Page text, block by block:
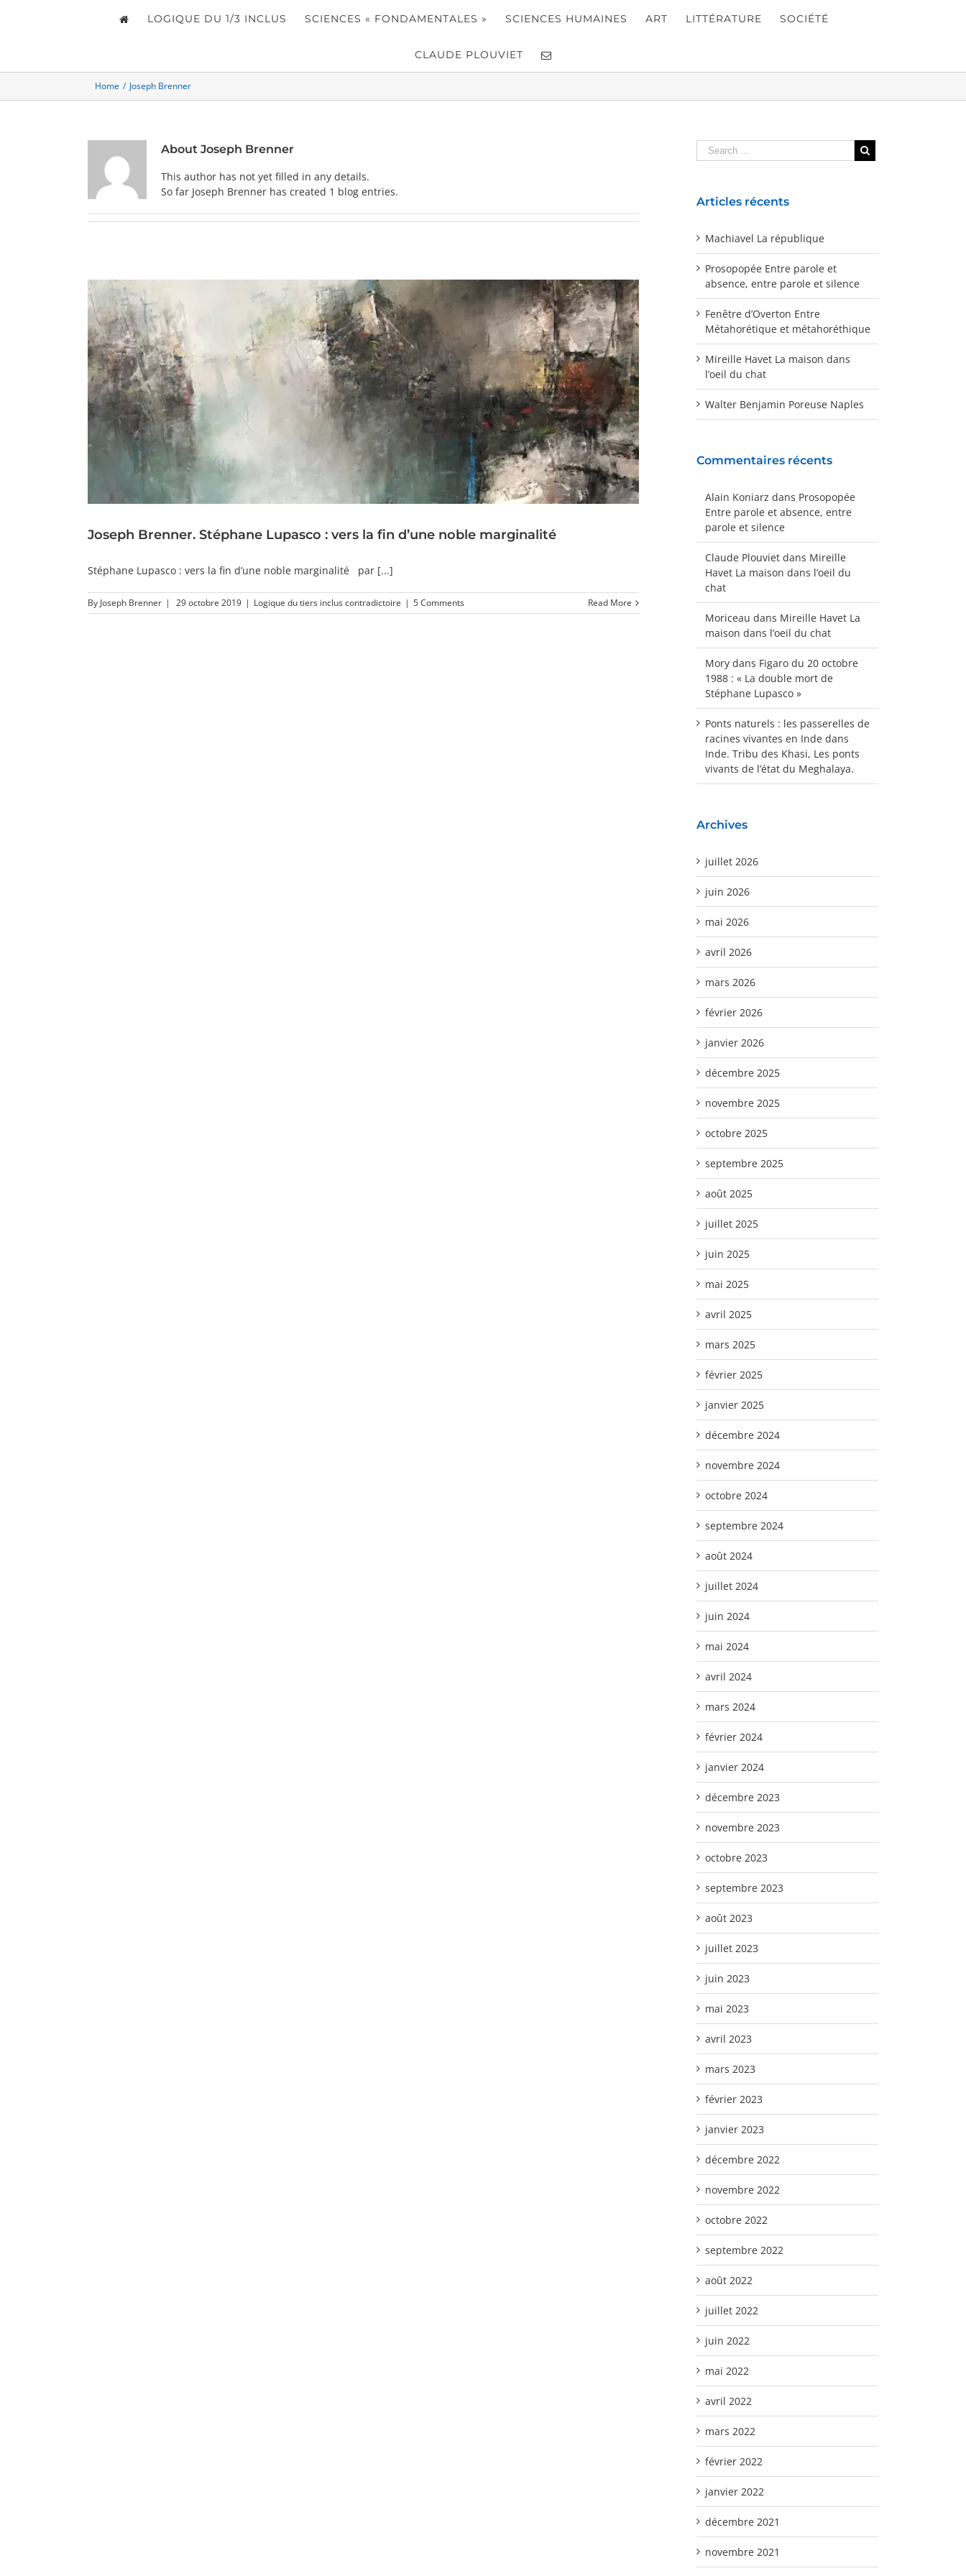
LOGIQUE DU 1/3 INCLUS SCIENCES « FONDAMENTALES » SCIENCES HUMAINES ART LITTÉRATURE SOCIÉTÉ
CLAUDE PLOUVIET
Home / Joseph Brenner
About Joseph Brenner
This author has not yet filled in any details.
So far Joseph Brenner has created 1 blog entries.
Joseph Brenner. Stéphane Lupasco : vers la fin d’une noble marginalité
Stéphane Lupasco : vers la fin d’une noble marginalité par [...]
By Joseph Brenner | 29 octobre 2019 | Logique du tiers inclus contradictoire | 5 Comments Read More
Articles récents
Machiavel La république
Prosopopée Entre parole et
absence, entre parole et silence
Fenêtre d’Overton Entre
Métahorétique et métahoréthique
Mireille Havet La maison dans
l’oeil du chat
Walter Benjamin Poreuse Naples
Commentaires récents
Alain Koniarz dans Prosopopée
Entre parole et absence, entre
parole et silence
Claude Plouviet dans Mireille
Havet La maison dans l’oeil du
chat
Moriceau dans Mireille Havet La
maison dans l’oeil du chat
Mory dans Figaro du 20 octobre
1988 : « La double mort de
Stéphane Lupasco »
Ponts naturels : les passerelles de
racines vivantes en Inde dans
Inde. Tribu des Khasi, Les ponts
vivants de l’état du Meghalaya.
Archives
juillet 2026
juin 2026
mai 2026
avril 2026
mars 2026
février 2026
janvier 2026
décembre 2025
novembre 2025
octobre 2025
septembre 2025
août 2025
juillet 2025
juin 2025
mai 2025
avril 2025
mars 2025
février 2025
janvier 2025
décembre 2024
novembre 2024
octobre 2024
septembre 2024
août 2024
juillet 2024
juin 2024
mai 2024
avril 2024
mars 2024
février 2024
janvier 2024
décembre 2023
novembre 2023
octobre 2023
septembre 2023
août 2023
juillet 2023
juin 2023
mai 2023
avril 2023
mars 2023
février 2023
janvier 2023
décembre 2022
novembre 2022
octobre 2022
septembre 2022
août 2022
juillet 2022
juin 2022
mai 2022
avril 2022
mars 2022
février 2022
janvier 2022
décembre 2021
novembre 2021